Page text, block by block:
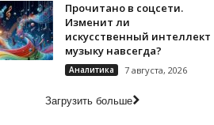
Прочитано в соцсети.
Изменит ли
искусственный интеллект
музыку навсегда?
Аналитика 7 августа, 2026
Загрузить больше